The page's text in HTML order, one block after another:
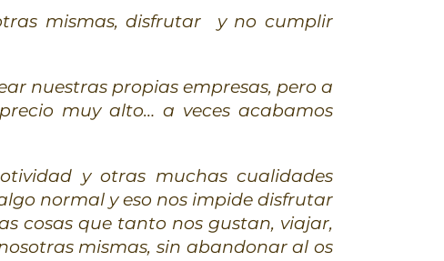
mismas, disfrutar y no cumplir
nuestras propias empresas, pero a
muy alto… a veces acabamos
y otras muchas cualidades
normal y eso nos impide disfrutar
cosas que tanto nos gustan, viajar,
mismas, sin abandonar al os